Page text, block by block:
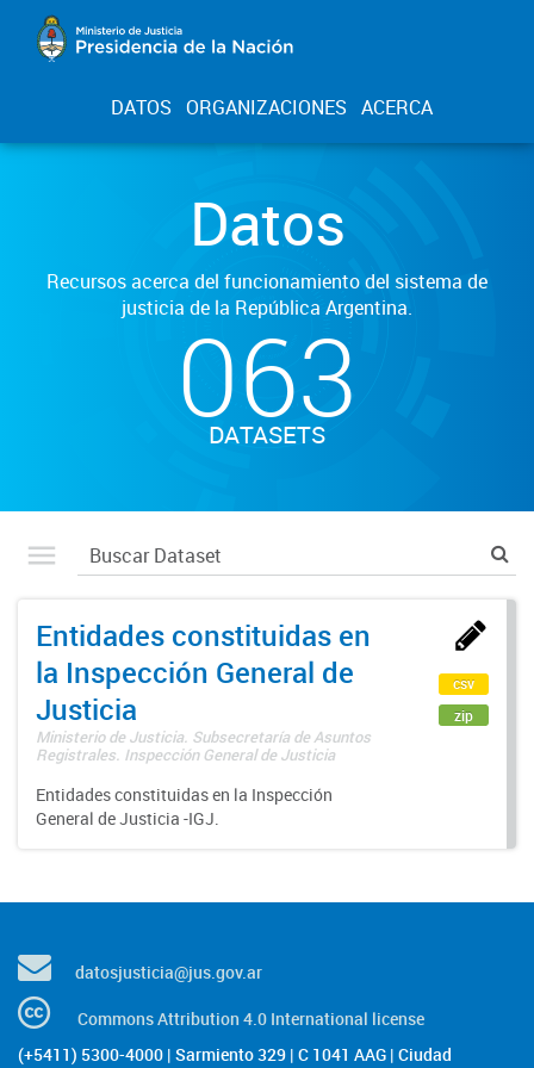
DATOS ORGANIZACIONES ACERCA
Datos
Recursos acerca del funcionamiento del sistema de
justicia de la República Argentina.
063
DATASETS
Entidades constituidas en
la Inspección General de
Justicia
Ministerio de Justicia. Subsecretaría de Asuntos
Registrales. Inspección General de Justicia
Entidades constituidas en la Inspección
General de Justicia -IGJ.
csv
zip
datosjusticia@jus.gov.ar
Commons Attribution 4.0 International license
(+5411) 5300-4000 | Sarmiento 329 | C 1041 AAG | Ciudad